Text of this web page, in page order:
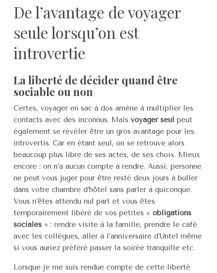
De l’avantage de voyager
seule lorsqu’on est
introvertie
La liberté de décider quand être
sociable ou non
Certes, voyager en sac à dos amène à multiplier les
contacts avec des inconnus. Mais voyager seul peut
également se révéler être un gros avantage pour les
introvertis. Car en étant seul, on se retrouve alors
beaucoup plus libre de ses actes, de ses choix. Mieux
encore : on n’a aucun compte à rendre. Aussi, personne
ne peut vous juger pour être resté deux jours à buller
dans votre chambre d’hôtel sans parler à quiconque.
Vous n’êtes attendu nul part et vous êtes
temporairement libéré de vos petites « obligations
sociales » : rendre visite à la famille, prendre le café
avec les collègues, aller à l’anniversaire d’Untel même
si vous auriez préféré passer la soirée tranquille etc.
Lorsque je me suis rendue compte de cette liberté